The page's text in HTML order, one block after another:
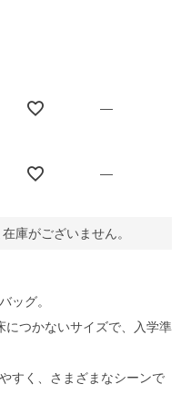
—
—
庫がございません。
ッグ。
につかないサイズで、入学準
すく、さまざまなシーンで